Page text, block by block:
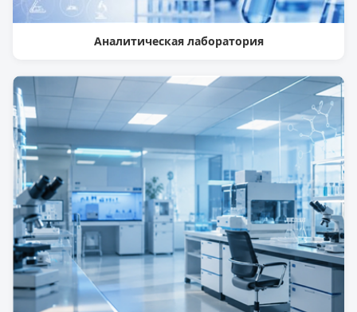
Аналитическая лаборатория